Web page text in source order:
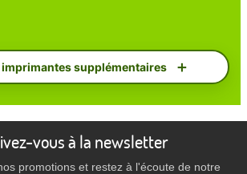
supplémentaires
vous à la newsletter
promotions et restez à l'écoute de notre